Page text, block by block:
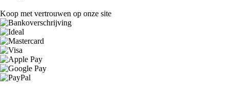
Koop met vertrouwen op onze site